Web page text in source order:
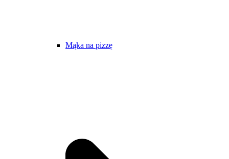
Mąka na pizzę